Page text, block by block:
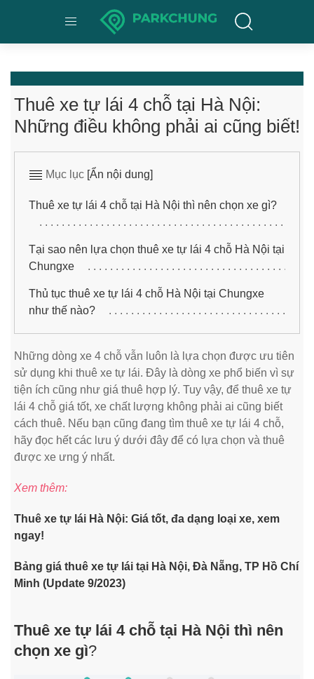
Thuê xe tự lái 4 chỗ tại Hà Nội:
Những điều không phải ai cũng biết!
Mục lục [Ẩn nội dung]
Thuê xe tự lái 4 chỗ tại Hà Nội thì nên chọn xe gì?
Tại sao nên lựa chọn thuê xe tự lái 4 chỗ Hà Nội tại
Chungxe
Thủ tục thuê xe tự lái 4 chỗ Hà Nội tại Chungxe
như thế nào?
Những dòng xe 4 chỗ vẫn luôn là lựa chọn được ưu tiên
sử dụng khi thuê xe tự lái. Đây là dòng xe phổ biến vì sự
tiện ích cũng như giá thuê hợp lý. Tuy vậy, để thuê xe tự
lái 4 chỗ giá tốt, xe chất lượng không phải ai cũng biết
cách thuê. Nếu bạn cũng đang tìm thuê xe tự lái 4 chỗ,
hãy đọc hết các lưu ý dưới đây để có lựa chọn và thuê
được xe ưng ý nhất.
Xem thêm:
Thuê xe tự lái Hà Nội: Giá tốt, đa dạng loại xe, xem
ngay!
Bảng giá thuê xe tự lái tại Hà Nội, Đà Nẵng, TP Hồ Chí
Minh (Update 9/2023)
Thuê xe tự lái 4 chỗ tại Hà Nội thì nên
chọn xe gì?